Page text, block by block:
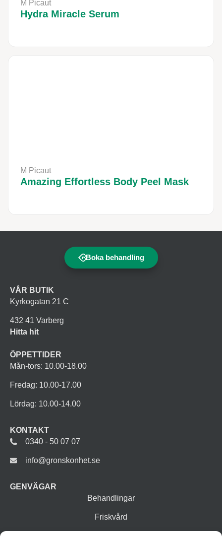
M Picaut
Hydra Miracle Serum
M Picaut
Amazing Effortless Body Peel Mask
Boka behandling
VÅR BUTIK
Kyrkogatan 21 C
432 41 Varberg
Hitta hit
ÖPPETTIDER
Mån-tors: 10.00-18.00
Fredag: 10.00-17.00
Lördag: 10.00-14.00
KONTAKT
0340 - 50 07 07
info@gronskonhet.se
GENVÄGAR
Behandlingar
Friskvård